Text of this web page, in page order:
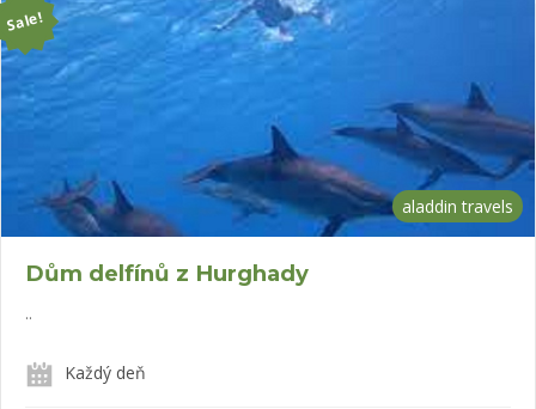
Sale!
aladdin travels
Dům delfínů z Hurghady
..
Každý deň